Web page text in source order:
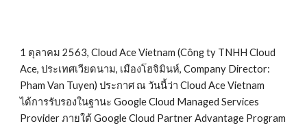
1 ตุลาคม 2563, Cloud Ace Vietnam (Công ty TNHH Cloud
Ace, ประเทศเวียดนาม, เมืองโฮจิมินห์, Company Director:
Pham Van Tuyen) ประกาศ ณ วันนี้ว่า Cloud Ace Vietnam
ได้การรับรองในฐานะ Google Cloud Managed Services
Provider ภายใต้